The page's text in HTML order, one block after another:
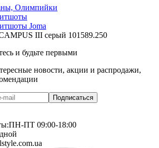
Олимпийки
Joma
III серый 101589.250
и будьте первыми
новости, акции и распродажи,
Подписаться
ПН-ПТ 09:00-18:00